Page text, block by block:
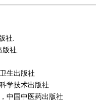
社.
社.
生出版社
学技术出版社
中国中医药出版社